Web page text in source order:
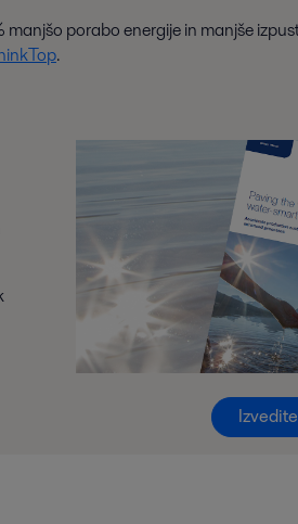
porabo energije in manjše
.